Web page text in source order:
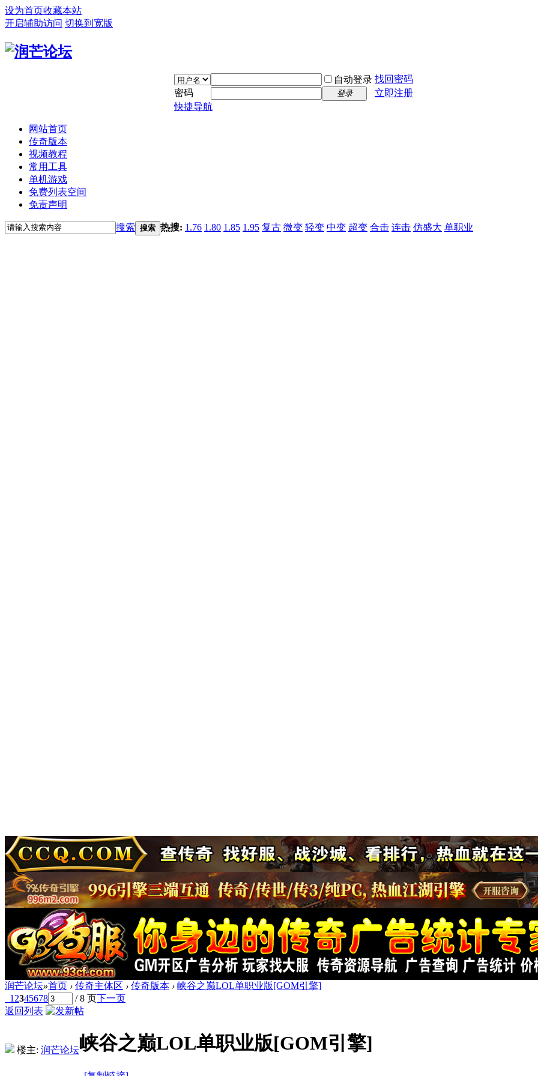
设为首页收藏本站
开启辅助访问 切换到宽版
自动登录 找回密码
密码
登录
立即注册
快捷导航
网站首页
传奇版本
视频教程
常用工具
单机游戏
免费列表空间
免责声明
搜索 搜索 热搜: 1.76 1.80 1.85 1.95 复古 微变 轻变 中变 超变 合击 连击 仿盛大 单职业
润芒论坛»首页 › 传奇主体区 › 传奇版本 › 峡谷之巅LOL单职业版[GOM引擎]
1 2345678 / 8 页下一页
返回列表
楼主: 润芒论坛峡谷之巅LOL单职业版[GOM引擎]